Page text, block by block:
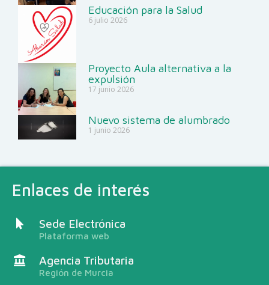
Enlaces de interés
Sede Electrónica
Plataforma web
Agencia Tributaria
Región de Murcia
Educación para la Salud
6 julio 2026
Proyecto Aula alternativa a la
expulsión
17 junio 2026
Nuevo sistema de alumbrado
1 junio 2026